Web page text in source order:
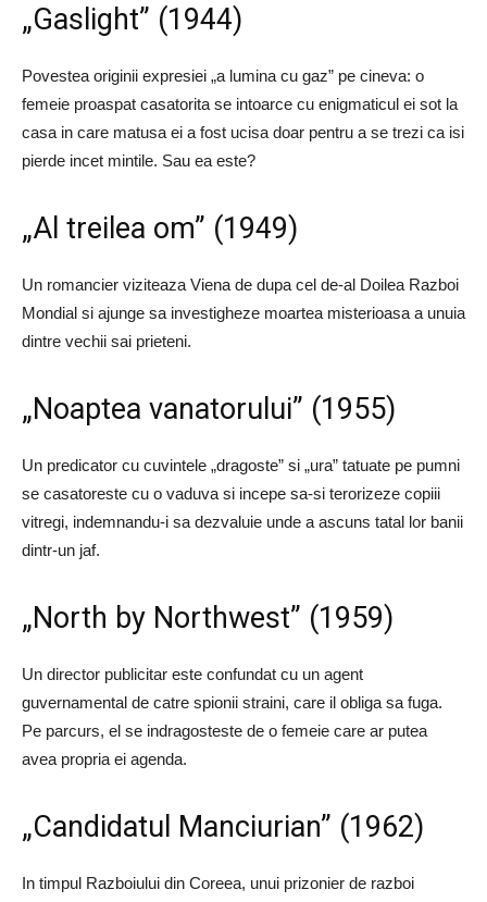
„Gaslight” (1944)
Povestea originii expresiei „a lumina cu gaz” pe cineva: o
femeie proaspat casatorita se intoarce cu enigmaticul ei sot la
casa in care matusa ei a fost ucisa doar pentru a se trezi ca isi
pierde incet mintile. Sau ea este?
„Al treilea om” (1949)
Un romancier viziteaza Viena de dupa cel de-al Doilea Razboi
Mondial si ajunge sa investigheze moartea misterioasa a unuia
dintre vechii sai prieteni.
„Noaptea vanatorului” (1955)
Un predicator cu cuvintele „dragoste” si „ura” tatuate pe pumni
se casatoreste cu o vaduva si incepe sa-si terorizeze copiii
vitregi, indemnandu-i sa dezvaluie unde a ascuns tatal lor banii
dintr-un jaf.
„North by Northwest” (1959)
Un director publicitar este confundat cu un agent
guvernamental de catre spionii straini, care il obliga sa fuga.
Pe parcurs, el se indragosteste de o femeie care ar putea
avea propria ei agenda.
„Candidatul Manciurian” (1962)
In timpul Razboiului din Coreea, unui prizonier de razboi